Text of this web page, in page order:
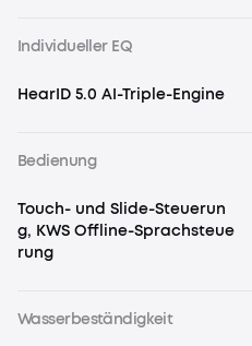
Individueller EQ
HearID 5.0 AI-Triple-Engine
Bedienung
Touch- und Slide-Steuerun
g, KWS Offline-Sprachsteue
rung
Wasserbeständigkeit